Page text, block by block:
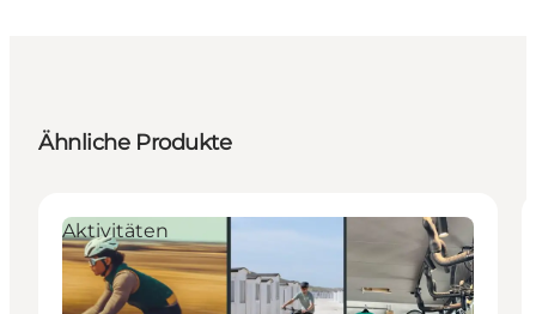
Ähnliche Produkte
Aktivitäten